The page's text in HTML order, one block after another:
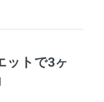
ットで3ヶ